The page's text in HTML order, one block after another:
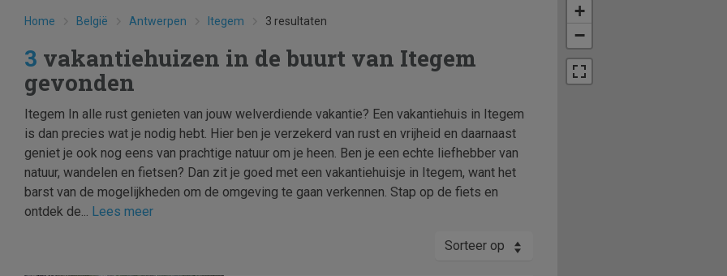
Home België Antwerpen Itegem 3 resultaten
3 vakantiehuizen in de buurt van Itegem
gevonden
Itegem In alle rust genieten van jouw welverdiende vakantie? Een vakantiehuis in Itegem
is dan precies wat je nodig hebt. Hier ben je verzekerd van rust en vrijheid en daarnaast
geniet je ook nog eens van prachtige natuur om je heen. Ben je een echte liefhebber van
natuur, wandelen en fietsen? Dan zit je goed met een vakantiehuisje in Itegem, want het
barst van de mogelijkheden om de omgeving te gaan verkennen. Stap op de fiets en
ontdek de... Lees meer
Sorteer op
+
−